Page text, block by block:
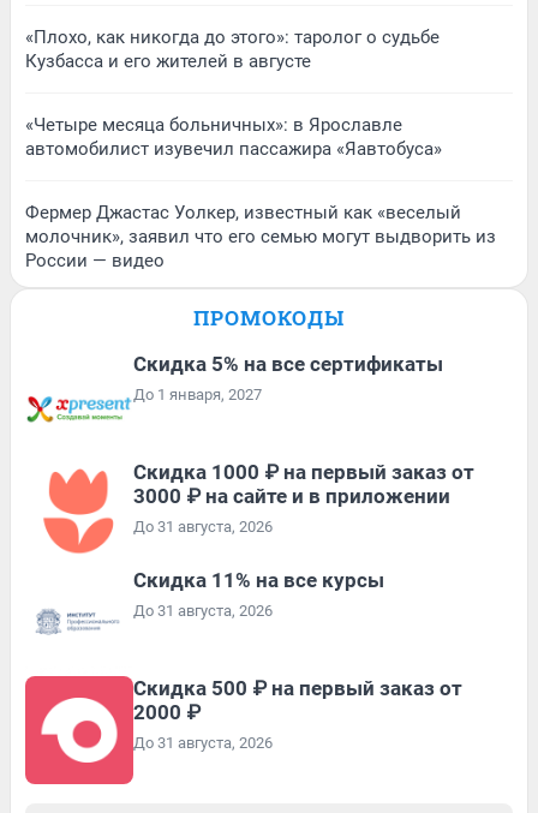
«Плохо, как никогда до этого»: таролог о судьбе
Кузбасса и его жителей в августе
«Четыре месяца больничных»: в Ярославле
автомобилист изувечил пассажира «Яавтобуса»
Фермер Джастас Уолкер, известный как «веселый
молочник», заявил что его семью могут выдворить из
России — видео
ПРОМОКОДЫ
Скидка 5% на все сертификаты
До 1 января, 2027
Скидка 1000 ₽ на первый заказ от
3000 ₽ на сайте и в приложении
До 31 августа, 2026
Скидка 11% на все курсы
До 31 августа, 2026
Скидка 500 ₽ на первый заказ от
2000 ₽
До 31 августа, 2026